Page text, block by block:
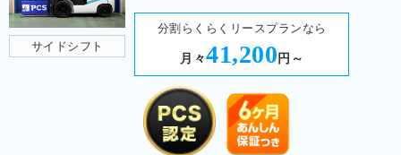
サイドシフト
分割らくらくリースプランなら
月々41,200 円～